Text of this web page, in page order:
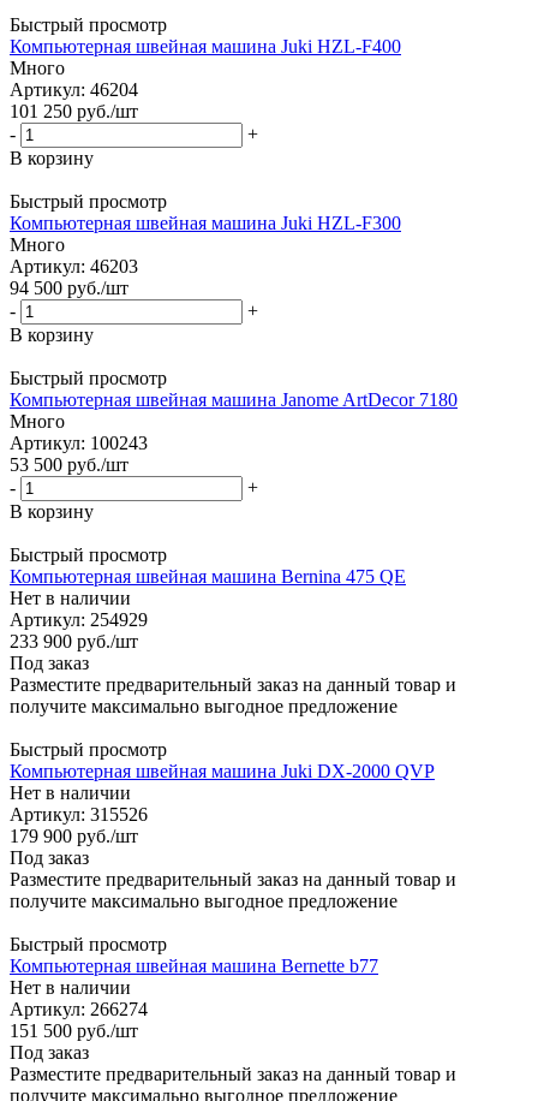
Быстрый просмотр
Компьютерная швейная машина Juki HZL-F400
Много
Артикул: 46204
101 250 руб./шт
-
+
В корзину
Быстрый просмотр
Компьютерная швейная машина Juki HZL-F300
Много
Артикул: 46203
94 500 руб./шт
-
+
В корзину
Быстрый просмотр
Компьютерная швейная машина Janome ArtDecor 7180
Много
Артикул: 100243
53 500 руб./шт
-
+
В корзину
Быстрый просмотр
Компьютерная швейная машина Bernina 475 QE
Нет в наличии
Артикул: 254929
233 900 руб./шт
Под заказ
Разместите предварительный заказ на данный товар и
получите максимально выгодное предложение
Быстрый просмотр
Компьютерная швейная машина Juki DX-2000 QVP
Нет в наличии
Артикул: 315526
179 900 руб./шт
Под заказ
Разместите предварительный заказ на данный товар и
получите максимально выгодное предложение
Быстрый просмотр
Компьютерная швейная машина Bernette b77
Нет в наличии
Артикул: 266274
151 500 руб./шт
Под заказ
Разместите предварительный заказ на данный товар и
получите максимально выгодное предложение